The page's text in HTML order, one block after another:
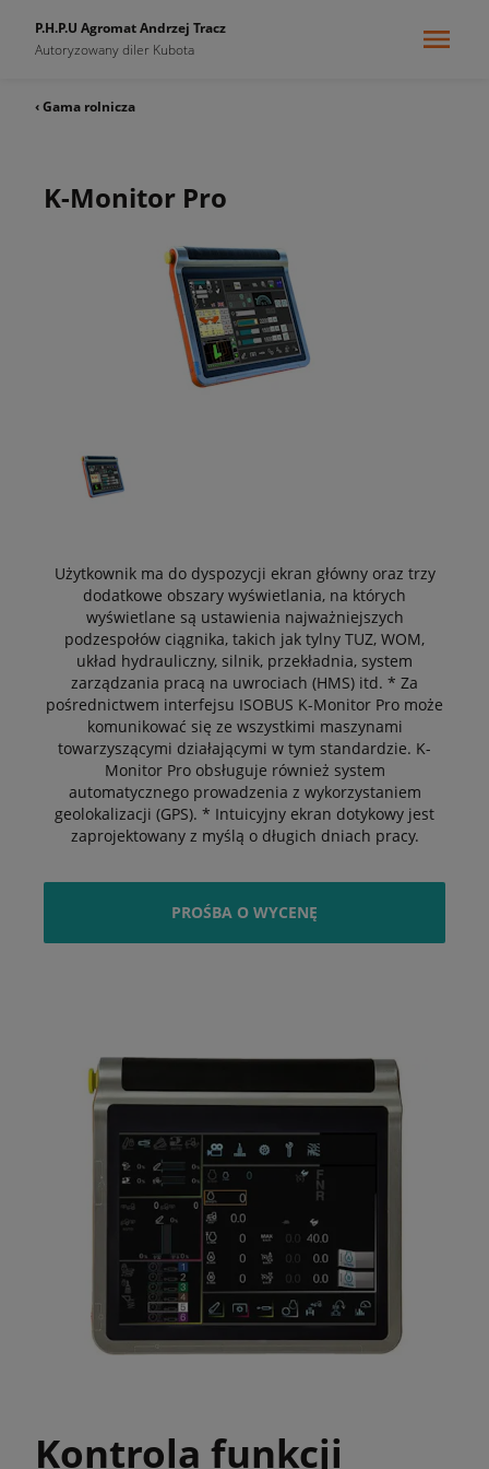
P.H.P.U Agromat Andrzej Tracz
Autoryzowany diler Kubota
‹ Gama rolnicza
K-Monitor Pro
Użytkownik ma do dyspozycji ekran główny oraz trzy
dodatkowe obszary wyświetlania, na których
wyświetlane są ustawienia najważniejszych
podzespołów ciągnika, takich jak tylny TUZ, WOM,
układ hydrauliczny, silnik, przekładnia, system
zarządzania pracą na uwrociach (HMS) itd. * Za
pośrednictwem interfejsu ISOBUS K-Monitor Pro może
komunikować się ze wszystkimi maszynami
towarzyszącymi działającymi w tym standardzie. K-
Monitor Pro obsługuje również system
automatycznego prowadzenia z wykorzystaniem
geolokalizacji (GPS). * Intuicyjny ekran dotykowy jest
zaprojektowany z myślą o długich dniach pracy.
PROŚBA O WYCENĘ
Kontrola funkcji